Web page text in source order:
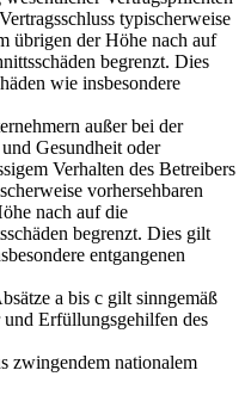
typischerweise
übrigen der Höhe nach auf
begrenzt. Dies
wie insbesondere
außer bei der
Gesundheit oder
Verhalten des Betreibers
vorhersehbaren
nach auf die
begrenzt. Dies gilt
entgangenen
a bis c gilt sinngemäß
Erfüllungsgehilfen des
zwingendem nationalem